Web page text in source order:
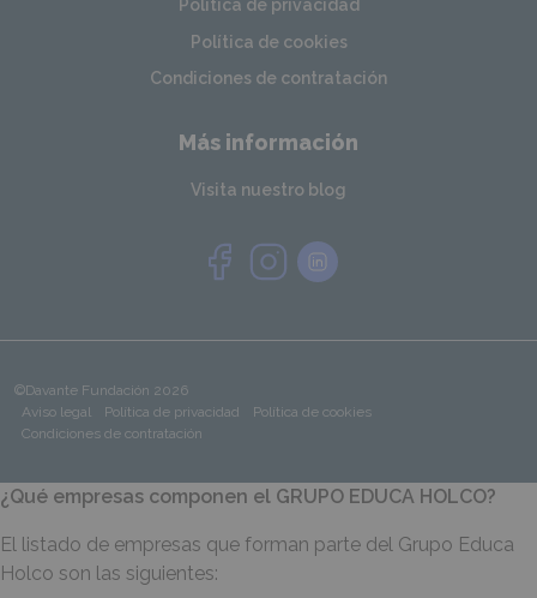
Política de privacidad
Política de cookies
Condiciones de contratación
Más información
Visita nuestro blog
©Davante Fundación 2026
Aviso legal
Política de privacidad
Política de cookies
Condiciones de contratación
¿Qué empresas componen el GRUPO EDUCA HOLCO?
El listado de empresas que forman parte del Grupo Educa
Holco son las siguientes: